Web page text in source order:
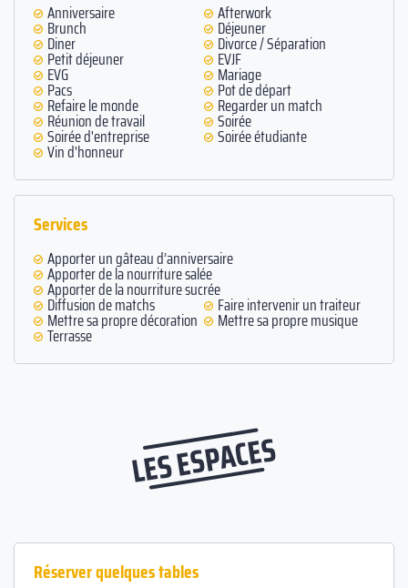
Anniversaire Afterwork
Brunch Déjeuner
Diner Divorce / Séparation
Petit déjeuner EVJF
EVG Mariage
Pacs Pot de départ
Refaire le monde Regarder un match
Réunion de travail Soirée
Soirée d'entreprise Soirée étudiante
Vin d'honneur
Services
Apporter un gâteau d’anniversaire
Apporter de la nourriture salée
Apporter de la nourriture sucrée
Diffusion de matchs Faire intervenir un traiteur
Mettre sa propre décoration Mettre sa propre musique
Terrasse
LES ESPACES
Réserver quelques tables